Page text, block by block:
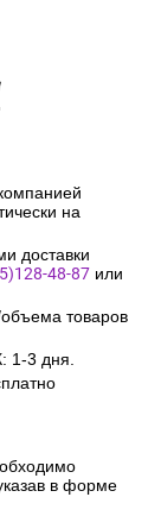
на
доставки
48-87 или
товаров
1-3 дня.
в форме